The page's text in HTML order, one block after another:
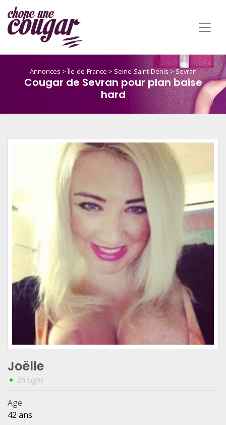
Annonces >Île-de-France > Seine-Saint-Denis>Sevran
Cougar de Sevran pour plan baise
hard
Joëlle
En Ligne
Age
42 ans